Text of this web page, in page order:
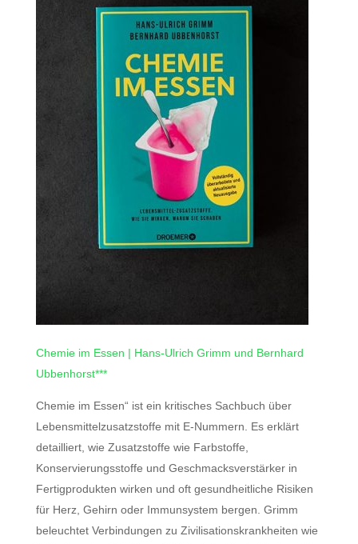
Chemie im Essen | Hans-Ulrich Grimm und Bernhard
Ubbenhorst***
Chemie im Essen“ ist ein kritisches Sachbuch über
Lebensmittelzusatzstoffe mit E-Nummern. Es erklärt
detailliert, wie Zusatzstoffe wie Farbstoffe,
Konservierungsstoffe und Geschmacksverstärker in
Fertigprodukten wirken und oft gesundheitliche Risiken
für Herz, Gehirn oder Immunsystem bergen. Grimm
beleuchtet Verbindungen zu Zivilisationskrankheiten wie